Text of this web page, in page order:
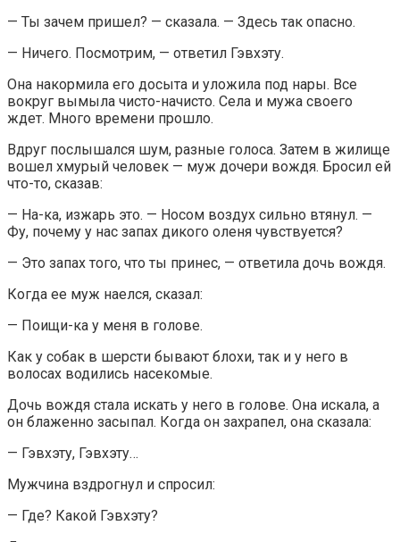
— Ты зачем пришел? — сказала. — Здесь так опасно.
— Ничего. Посмотрим, — ответил Гэвхэту.
Она накормила его досыта и уложила под нары. Все
вокруг вымыла чисто-начисто. Села и мужа своего
ждет. Много времени прошло.
Вдруг послышался шум, разные голоса. Затем в жилище
вошел хмурый человек — муж дочери вождя. Бросил ей
что-то, сказав:
— На-ка, изжарь это. — Носом воздух сильно втянул. —
Фу, почему у нас запах дикого оленя чувствуется?
— Это запах того, что ты принес, — ответила дочь вождя.
Когда ее муж наелся, сказал:
— Поищи-ка у меня в голове.
Как у собак в шерсти бывают блохи, так и у него в
волосах водились насекомые.
Дочь вождя стала искать у него в голове. Она искала, а
он блаженно засыпал. Когда он захрапел, она сказала:
— Гэвхэту, Гэвхэту…
Мужчина вздрогнул и спросил:
— Где? Какой Гэвхэту?